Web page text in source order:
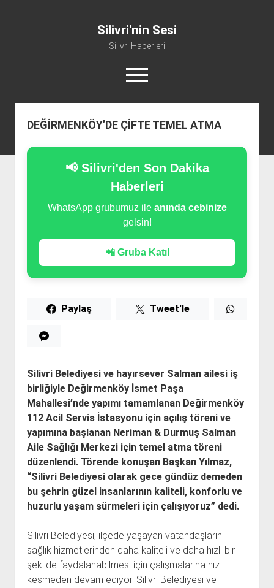
Silivri'nin Sesi
Silivri Haberleri
m
e
ü
y
ü
Gündem
Haber
Spor
Künye ve İletişim
DEĞİRMENKÖY’DE ÇİFTE TEMEL ATMA
📢 Silivri'den Son Dakika
Haberleri
WhatsApp grubumuz ile anında cebinize
gelsin!
📲 Gruba Katıl
Paylaş Tweet'le
Silivri Belediyesi ve hayırsever Salman ailesi iş
birliğiyle Değirmenköy İsmet Paşa
Mahallesi’nde yapımı tamamlanan Değirmenköy
112 Acil Servis İstasyonu için açılış töreni ve
yapımına başlanan Neriman & Durmuş Salman
Aile Sağlığı Merkezi için temel atma töreni
düzenlendi. Törende konuşan Başkan Yılmaz,
“Silivri Belediyesi olarak gece gündüz demeden
bu şehrin güzel insanlarının kaliteli, konforlu ve
huzurlu yaşam sürmeleri için çalışıyoruz” dedi.
Silivri Belediyesi, ilçede yaşayan vatandaşların
sağlık hizmetlerinden daha kaliteli ve daha hızlı bir
şekilde faydalanabilmesi için çalışmalarına hız
kesmeden devam ediyor. Silivri Belediyesi ve